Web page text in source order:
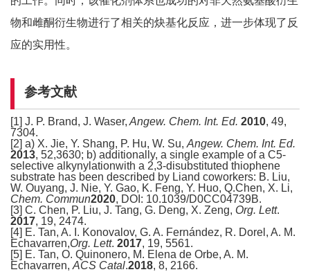
物和雌酮衍生物进行了相关的炔基化反应，进一步体现了反
应的实用性。
参考文献
[1] J. P. Brand, J. Waser, Angew. Chem. Int. Ed. 2010, 49,
7304.
[2] a) X. Jie, Y. Shang, P. Hu, W. Su, Angew. Chem. Int. Ed.
2013, 52,3630; b) additionally, a single example of a C5-
selective alkynylationwith a 2,3-disubstituted thiophene
substrate has been described by Liand coworkers: B. Liu,
W. Ouyang, J. Nie, Y. Gao, K. Feng, Y. Huo, Q.Chen, X. Li,
Chem. Commun2020, DOI: 10.1039/D0CC04739B.
[3] C. Chen, P. Liu, J. Tang, G. Deng, X. Zeng, Org. Lett.
2017, 19, 2474.
[4] E. Tan, A. I. Konovalov, G. A. Fernández, R. Dorel, A. M.
Echavarren,Org. Lett. 2017, 19, 5561.
[5] E. Tan, O. Quinonero, M. Elena de Orbe, A. M.
Echavarren, ACS Catal.2018, 8, 2166.